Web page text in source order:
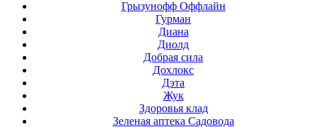
Грызунофф Оффлайн
Гурман
Диана
Диолд
Добрая сила
Дохлокс
Дэта
Жук
Здоровья клад
Зеленая аптека Садовода